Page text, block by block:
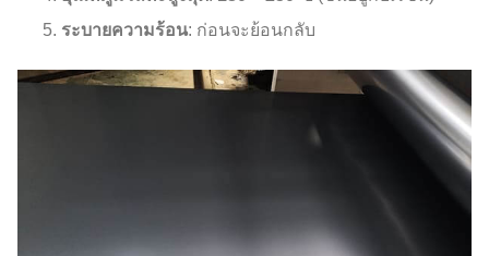
ระบายความร้อน: ก่อนจะย้อนกลับ